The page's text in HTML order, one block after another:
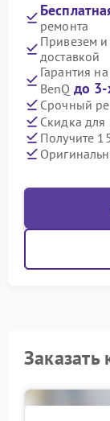
ремонта
Привезем и
доставкой
Гарантия
BenQ до 3-
Срочный
Скидка для
Получите
Заказать